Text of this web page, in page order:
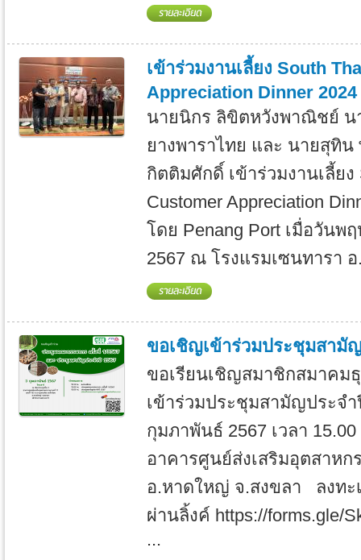
เข้าร่วมงานเลี้ยง South
Appreciation Dinner 2024
นายนิกร ลิขิตหวังพาณิชย์ น
ยางพาราไทย และ นายสุทิ
กิตติมศักดิ์ เข้าร่วมงานเลี้ยง
Customer Appreciation
โดย Penang Port เมื่อวันพ
2567 ณ โรงแรมเซนทารา
ขอเชิญเข้าร่วมประชุมสามั
ขอเรียนเชิญสมาชิกสมาคม
เข้าร่วมประชุมสามัญประจ
กุมภาพันธ์ 2567 เวลา
อาคารศูนย์ส่งเสริมอุตสาหก
อ.หาดใหญ่ จ.สงขลา ลงทะ
ผ่านลิ้งค์ https://forms.gle/
...